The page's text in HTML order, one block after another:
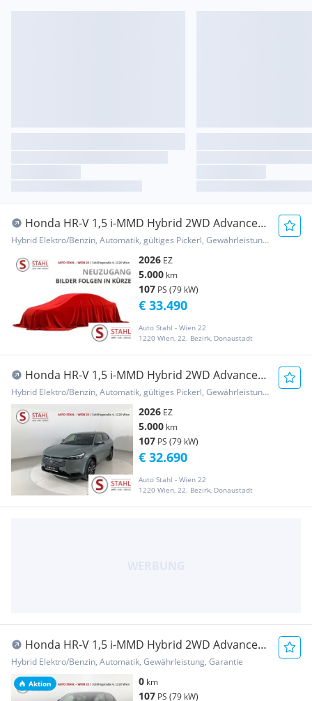
Honda HR-V 1,5 i-MMD Hybrid 2WD Advance
Aut.
Hybrid Elektro/Benzin, Automatik, gültiges Pickerl, Gewährleistung, Garantie
2026 EZ
5.000 km
107 PS (79 kW)
Auto Stahl - Wien 22
1220 Wien, 22. Bezirk, Donaustadt
€ 33.490
Honda HR-V 1,5 i-MMD Hybrid 2WD Advance
Aut.
Hybrid Elektro/Benzin, Automatik, gültiges Pickerl, Gewährleistung, Garantie
2026 EZ
5.000 km
107 PS (79 kW)
Auto Stahl - Wien 22
1220 Wien, 22. Bezirk, Donaustadt
€ 32.690
Aktion
Honda HR-V 1,5 i-MMD Hybrid 2WD Advance
Plus Aut.
Hybrid Elektro/Benzin, Automatik, Gewährleistung, Garantie
0 km
107 PS (79 kW)